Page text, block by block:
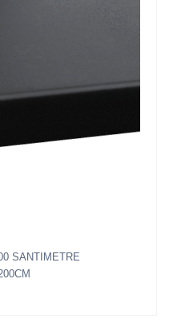
SANTIMETRE